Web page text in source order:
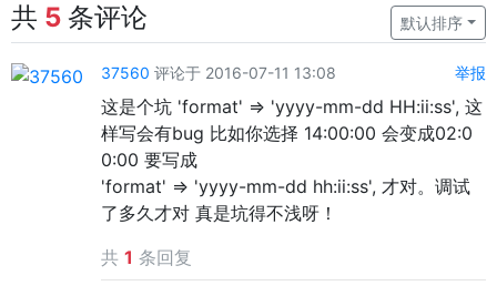
共 5 条评论 默认排序
37560 评论于 2016-07-11 13:08 举报
这是个坑 'format' => 'yyyy-mm-dd HH:ii:ss', 这
样写会有bug 比如你选择 14:00:00 会变成02:0
0:00 要写成
'format' => 'yyyy-mm-dd hh:ii:ss', 才对。调试
了多久才对 真是坑得不浅呀！
共 1 条回复